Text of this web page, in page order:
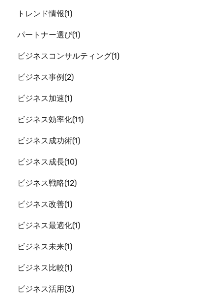
トレンド情報 1
パートナー選び 1
ビジネスコンサルティング 1
ビジネス事例 2
ビジネス加速 1
ビジネス効率化 11
ビジネス成功術 1
ビジネス成長 10
ビジネス戦略 12
ビジネス改善 1
ビジネス最適化 1
ビジネス未来 1
ビジネス比較 1
ビジネス活用 3